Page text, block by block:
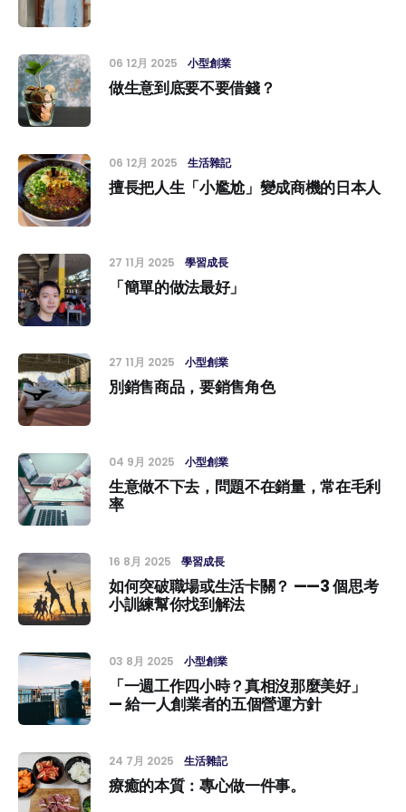
06 12月 2025 小型創業
做生意到底要不要借錢？
06 12月 2025 生活雜記
擅長把人生「小尷尬」變成商機的日本人
27 11月 2025 學習成長
「簡單的做法最好」
27 11月 2025 小型創業
別銷售商品，要銷售角色
04 9月 2025 小型創業
生意做不下去，問題不在銷量，常在毛利
率
16 8月 2025 學習成長
如何突破職場或生活卡關？ ——3 個思考
小訓練幫你找到解法
03 8月 2025 小型創業
「一週工作四小時？真相沒那麼美好」
— 給一人創業者的五個營運方針
24 7月 2025 生活雜記
療癒的本質：專心做一件事。